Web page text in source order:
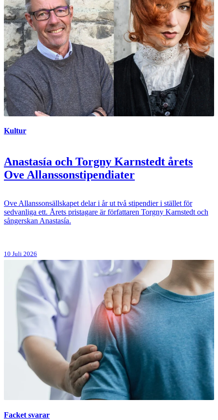
Kultur
Anastasía och Torgny Karnstedt årets
Ove Allanssonstipendiater
Ove Allanssonsällskapet delar i år ut två stipendier i stället för
sedvanliga ett. Årets pristagare är författaren Torgny Karnstedt och
sångerskan Anastasía.
10 Juli 2026
Facket svarar